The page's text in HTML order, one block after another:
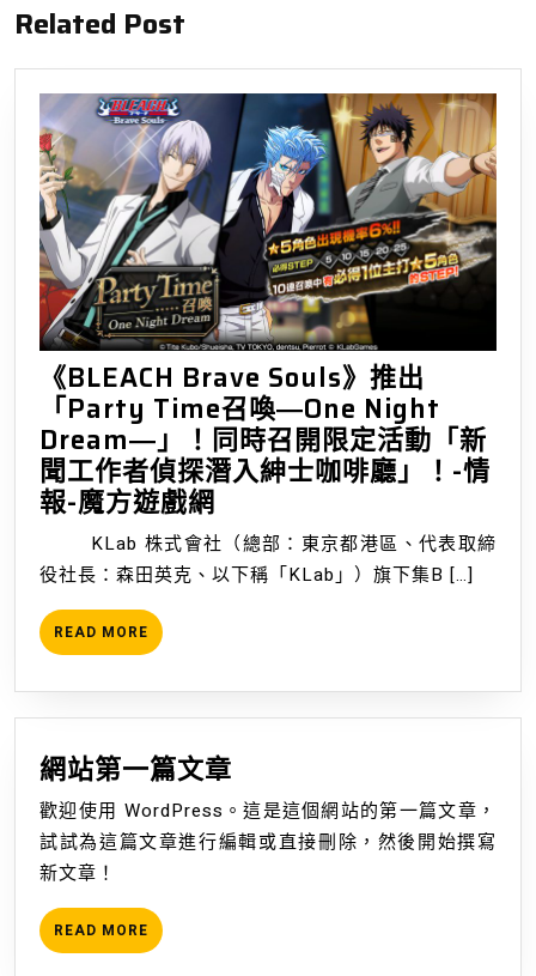
覽
Related Post
《BLEACH Brave Souls》推出
「Party Time召喚―One Night
Dream―」！同時召開限定活動「新
聞工作者偵探潛入紳士咖啡廳」！-情
報-魔方遊戲網
Brave
Souls》
推
Time
召
喚
―One
Night
Dream―」！
KLab 株式會社（總部：東京都港區、代表取締
役社長：森田英克、以下稱「KLab」）旗下集B […]
READ MORE READ
MORE
網站第一篇文章
站
第
一
歡迎使用 WordPress。這是這個網站的第一篇文章，
試試為這篇文章進行編輯或直接刪除，然後開始撰寫
新文章！
READ MORE READ
MORE